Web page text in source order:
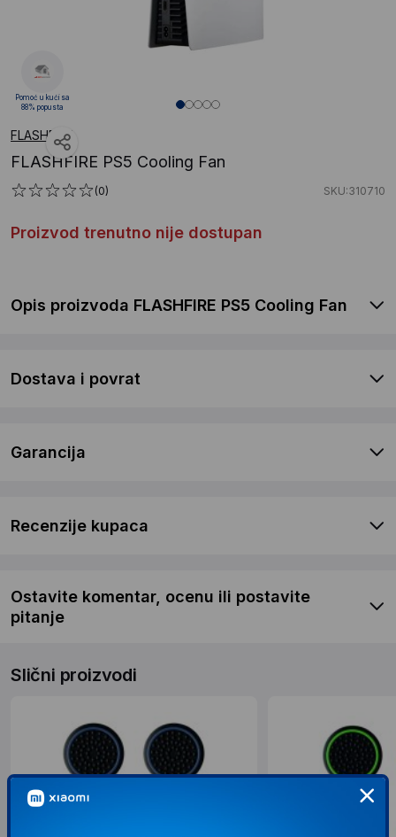
FLASHFIRE
FLASHFIRE PS5 Cooling Fan
(0) SKU:310710
Proizvod trenutno nije dostupan
Pomoć u kući sa
88% popusta
Opis proizvoda FLASHFIRE PS5 Cooling Fan
Dostava i povrat
Garancija
Recenzije kupaca
Ostavite komentar, ocenu ili postavite
pitanje
Slični proizvodi